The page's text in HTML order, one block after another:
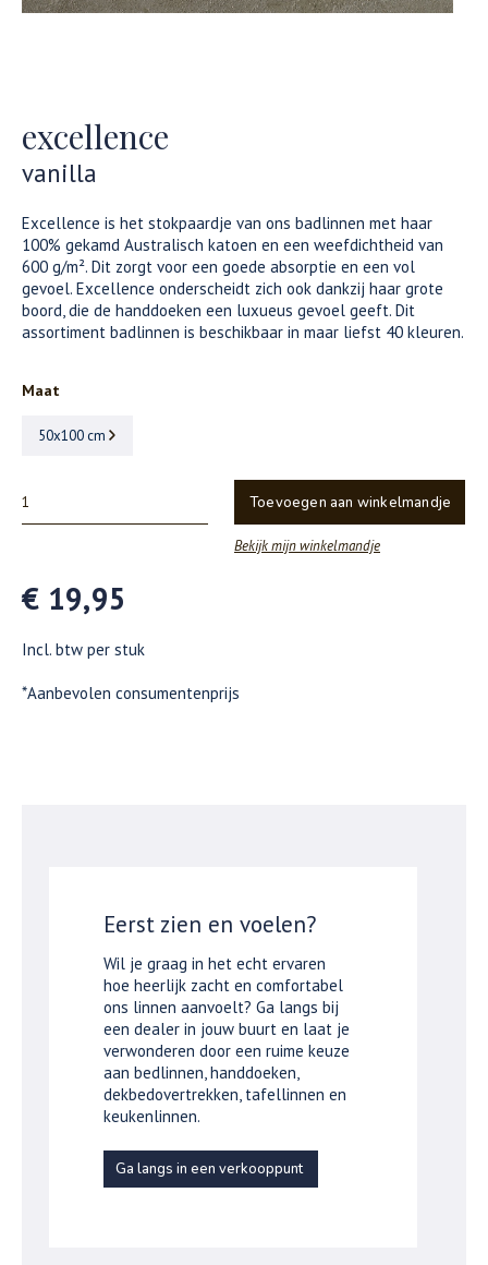
excellence
vanilla
Excellence is het stokpaardje van ons badlinnen met haar
100% gekamd Australisch katoen en een weefdichtheid van
600 g/m². Dit zorgt voor een goede absorptie en een vol
gevoel. Excellence onderscheidt zich ook dankzij haar grote
boord, die de handdoeken een luxueus gevoel geeft. Dit
assortiment badlinnen is beschikbaar in maar liefst 40 kleuren.
Maat
50x100 cm
Toevoegen aan winkelmandje
Bekijk mijn winkelmandje
€ 19,95
Incl. btw per stuk
*Aanbevolen consumentenprijs
Eerst zien en voelen?
Wil je graag in het echt ervaren
hoe heerlijk zacht en comfortabel
ons linnen aanvoelt? Ga langs bij
een dealer in jouw buurt en laat je
verwonderen door een ruime keuze
aan bedlinnen, handdoeken,
dekbedovertrekken, tafellinnen en
keukenlinnen.
Ga langs in een verkooppunt